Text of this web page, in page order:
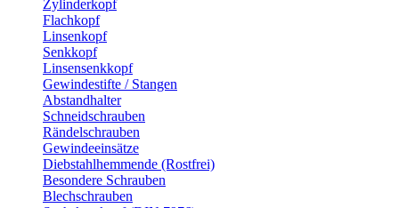
Zylinderkopf
Flachkopf
Linsenkopf
Senkkopf
Linsensenkkopf
Gewindestifte / Stangen
Abstandhalter
Schneidschrauben
Rändelschrauben
Gewindeeinsätze
Diebstahlhemmende (Rostfrei)
Besondere Schrauben
Blechschrauben